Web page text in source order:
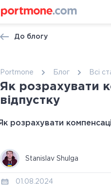
До блогу
Portmone Блог Всі
Як розрахувати
відпустку
Stanislav Shulga
01.08.2024